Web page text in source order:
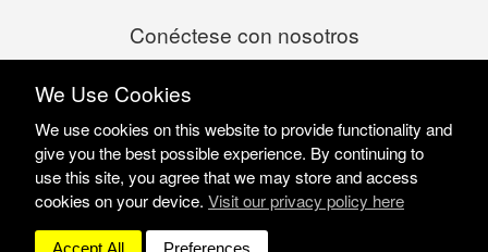
Conéctese con nosotros
Marden Edwards Ltd © 2026
Site Solutions:
We Use Cookies
We use cookies on this website to provide functionality and
give you the best possible experience. By continuing to
use this site, you agree that we may store and access
cookies on your device. Visit our privacy policy here
Accept All Preferences